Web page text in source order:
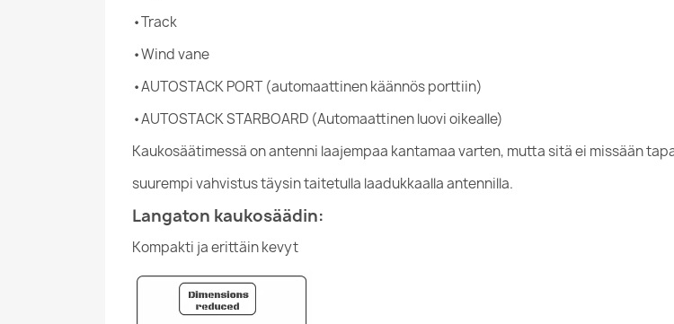
•Track
•Wind vane
•AUTOSTACK PORT (automaattinen käännös porttiin)
•AUTOSTACK STARBOARD (Automaattinen luovi oikealle)
Kaukosäätimessä on antenni laajempaa kantamaa varten, mutta sitä ei missään
suurempi vahvistus täysin taitetulla laadukkaalla antennilla.
Langaton kaukosäädin:
Kompakti ja erittäin kevyt